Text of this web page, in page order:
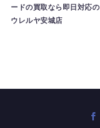
ードの買取なら即日対応の
ウレルヤ安城店